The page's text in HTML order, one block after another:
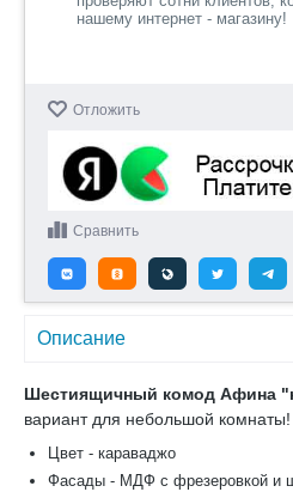
нашему интернет - магазину!
Отложить
Сравнить
Описание
Шестиящичный комод Афина
вариант для небольшой комнаты!
Цвет - караваджо
Фасады - МДФ с фрезеровкой и